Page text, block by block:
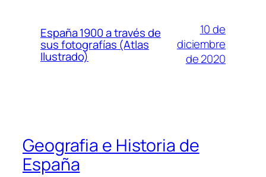
España 1900 a través de
sus fotografías (Atlas
Ilustrado)
10 de
diciembre
de 2020
Geografia e Historia de
España